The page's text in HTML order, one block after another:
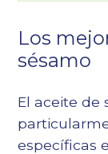
Los
sésamo
El aceite de
específicas